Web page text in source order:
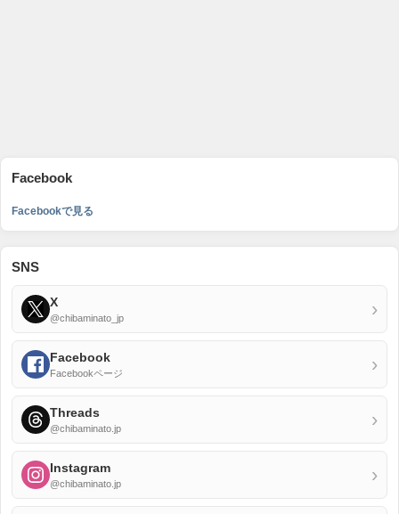
Facebook
Facebookで見る
SNS
X
@chibaminato_jp ›
Facebook
Facebookページ ›
Threads
@chibaminato.jp ›
Instagram
@chibaminato.jp ›